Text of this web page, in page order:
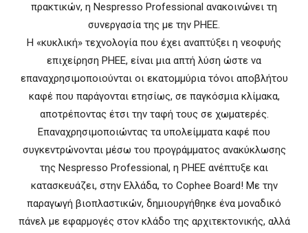
πρακτικών, η Nespresso Professional ανακοινώνει τη
συνεργασία της με την PHEE.
Η «κυκλική» τεχνολογία που έχει αναπτύξει η νεοφυής
επιχείρηση PHEE, είναι μια απτή λύση ώστε να
επαναχρησιμοποιούνται οι εκατομμύρια τόνοι αποβλήτου
καφέ που παράγονται ετησίως, σε παγκόσμια κλίμακα,
αποτρέποντας έτσι την ταφή τους σε χωματερές.
Επαναχρησιμοποιώντας τα υπολείμματα καφέ που
συγκεντρώνονται μέσω του προγράμματος ανακύκλωσης
της Nespresso Professional, η PHEE ανέπτυξε και
κατασκευάζει, στην Ελλάδα, το Cophee Board! Με την
παραγωγή βιοπλαστικών, δημιουργήθηκε ένα μοναδικό
πάνελ με εφαρμογές στον κλάδο της αρχιτεκτονικής, αλλά